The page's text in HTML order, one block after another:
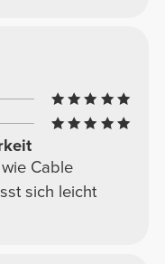
Cable
sich leicht